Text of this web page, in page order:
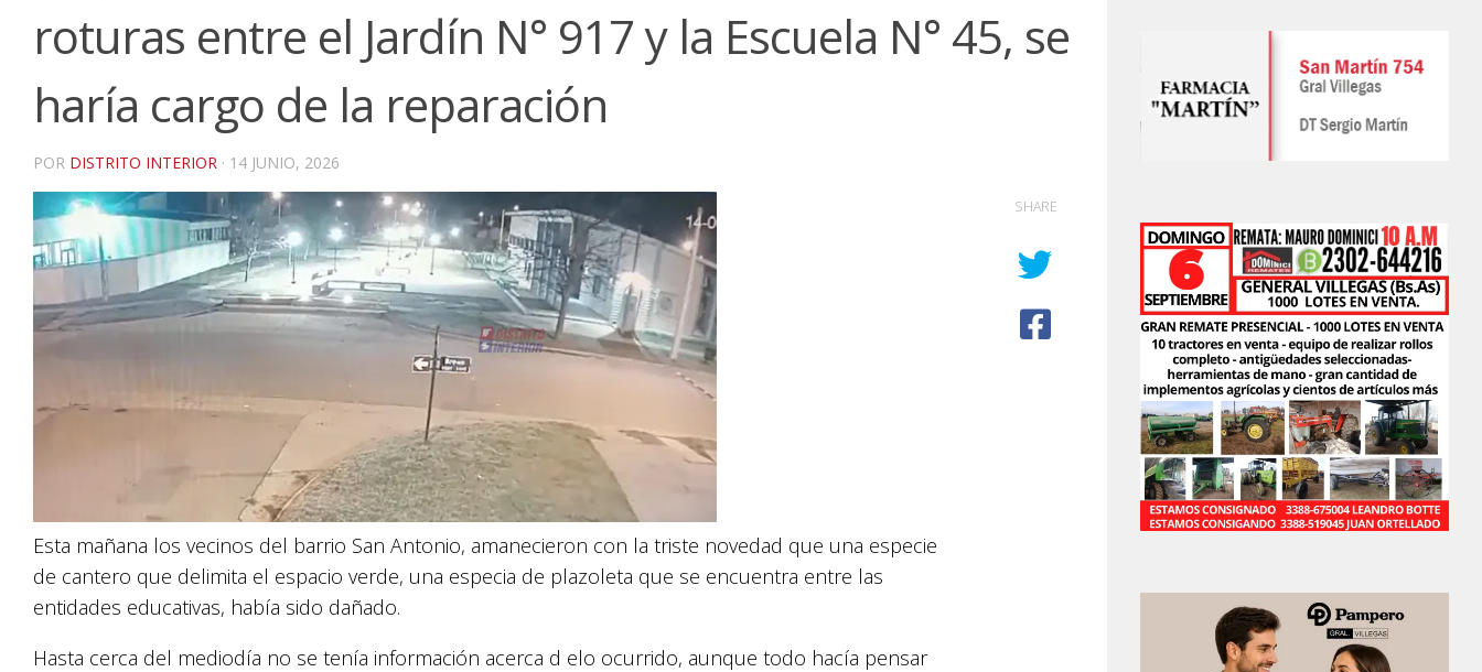
roturas entre el Jardín N° 917 y la Escuela N° 45, se
haría cargo de la reparación
POR DISTRITO INTERIOR · 14 JUNIO, 2026
Esta mañana los vecinos del barrio San Antonio, amanecieron con la triste novedad que una especie
de cantero que delimita el espacio verde, una especia de plazoleta que se encuentra entre las
entidades educativas, había sido dañado.
Hasta cerca del mediodía no se tenía información acerca d elo ocurrido, aunque todo hacía pensar
SHARE